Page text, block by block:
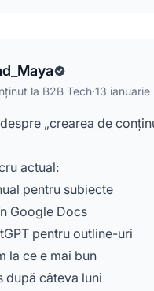
la B2B Tech·13
„crearea de
actual:
pentru subiecte
Google Docs
pentru outline-uri
la ce e mai bun
după câteva luni